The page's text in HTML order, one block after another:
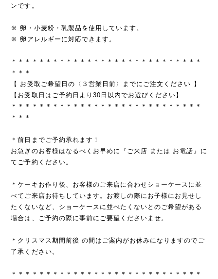
ンです。
※ 卵・小麦粉・乳製品を使用しています。
※ 卵アレルギーに対応できます。
＊＊＊＊＊＊＊＊＊＊＊＊＊＊＊＊＊＊＊＊＊＊＊＊＊＊＊＊
＊＊＊
【 お受取ご希望日の〈３営業日前〉までにご注文ください 】
【お受取日はご予約日より30日以内でお選びください】
＊＊＊＊＊＊＊＊＊＊＊＊＊＊＊＊＊＊＊＊＊＊＊＊＊＊＊＊
＊＊＊
＊前日までご予約承れます！
お急ぎのお客様はなるべくお早めに『ご来店 または お電話』に
てご予約ください。
＊ケーキお作り後、お客様のご来店に合わせショーケースに並
べてご来店お待ちしています。お渡しの際にお子様にお見せし
たくないなど、ショーケースに並べたくないとのご希望がある
場合は、ご予約の際に事前にご要望くださいませ。
＊クリスマス期間前後 の間はご案内がお休みになりますのでご
了承ください。
＊＊＊＊＊＊＊＊＊＊＊＊＊＊＊＊＊＊＊＊＊＊＊＊＊＊＊＊